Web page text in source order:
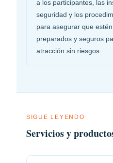
a los participantes, las
seguridad y los
para asegurar que
preparados y seguros
atracción sin riesgos.
SIGUE LEYENDO
Servicios y